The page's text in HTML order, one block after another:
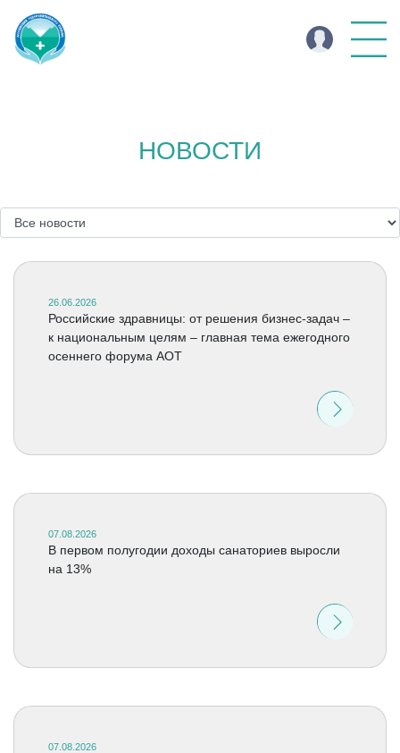
НОВОСТИ
26.06.2026
Российские здравницы: от решения бизнес-задач –
к национальным целям – главная тема ежегодного
осеннего форума АОТ
07.08.2026
В первом полугодии доходы санаториев выросли
на 13%
07.08.2026